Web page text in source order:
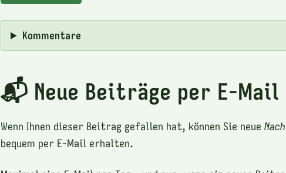
Kommentare
📬 Neue Beiträge per E-Mail
Wenn Ihnen dieser Beitrag gefallen hat, können Sie neue
bequem per E-Mail erhalten.